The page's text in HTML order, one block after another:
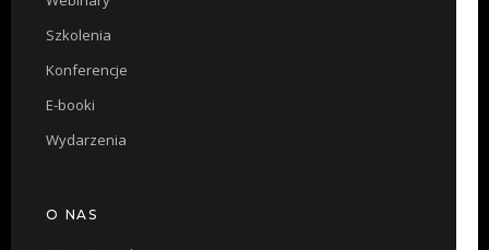
Szkolenia
Konferencje
E-booki
Wydarzenia
O NAS